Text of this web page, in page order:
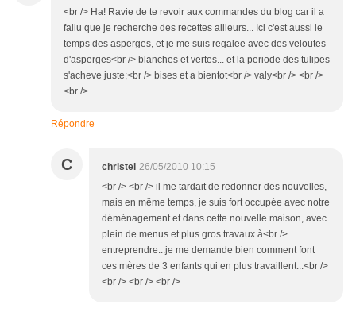
<br /> Ha! Ravie de te revoir aux commandes du blog car il a
fallu que je recherche des recettes ailleurs... Ici c'est aussi le
temps des asperges, et je me suis regalee avec des veloutes
d'asperges<br /> blanches et vertes... et la periode des tulipes
s'acheve juste;<br /> bises et a bientot<br /> valy<br /> <br />
<br />
Répondre
C christel 26/05/2010 10:15
<br /> <br /> il me tardait de redonner des nouvelles,
mais en même temps, je suis fort occupée avec notre
déménagement et dans cette nouvelle maison, avec
plein de menus et plus gros travaux à<br />
entreprendre...je me demande bien comment font
ces mères de 3 enfants qui en plus travaillent...<br />
<br /> <br /> <br />